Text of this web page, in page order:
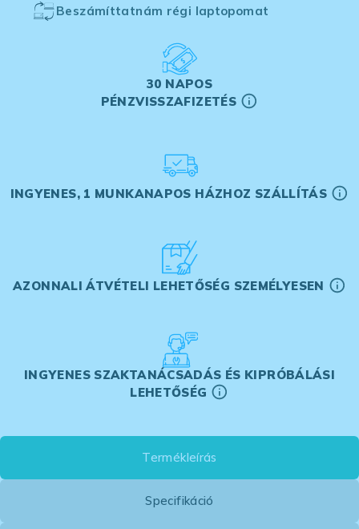
Beszámíttatnám régi laptopomat
30 NAPOS
PÉNZVISSZAFIZETÉS
INGYENES, 1 MUNKANAPOS HÁZHOZ SZÁLLÍTÁS
AZONNALI ÁTVÉTELI LEHETŐSÉG SZEMÉLYESEN
INGYENES SZAKTANÁCSADÁS ÉS KIPRÓBÁLÁSI
LEHETŐSÉG
Termékleírás
Specifikáció